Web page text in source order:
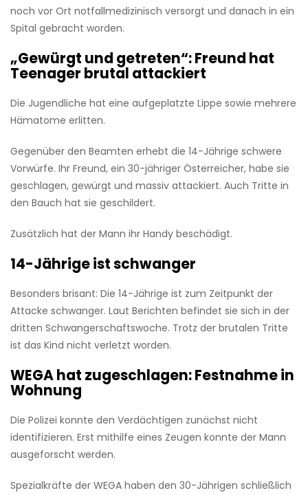
noch vor Ort notfallmedizinisch versorgt und danach in ein
Spital gebracht worden.
„Gewürgt und getreten“: Freund hat
Teenager brutal attackiert
Die Jugendliche hat eine aufgeplatzte Lippe sowie mehrere
Hämatome erlitten.
Gegenüber den Beamten erhebt die 14-Jährige schwere
Vorwürfe. Ihr Freund, ein 30-jähriger Österreicher, habe sie
geschlagen, gewürgt und massiv attackiert. Auch Tritte in
den Bauch hat sie geschildert.
Zusätzlich hat der Mann ihr Handy beschädigt.
14-Jährige ist schwanger
Besonders brisant: Die 14-Jährige ist zum Zeitpunkt der
Attacke schwanger. Laut Berichten befindet sie sich in der
dritten Schwangerschaftswoche. Trotz der brutalen Tritte
ist das Kind nicht verletzt worden.
WEGA hat zugeschlagen: Festnahme in
Wohnung
Die Polizei konnte den Verdächtigen zunächst nicht
identifizieren. Erst mithilfe eines Zeugen konnte der Mann
ausgeforscht werden.
Spezialkräfte der WEGA haben den 30-Jährigen schließlich